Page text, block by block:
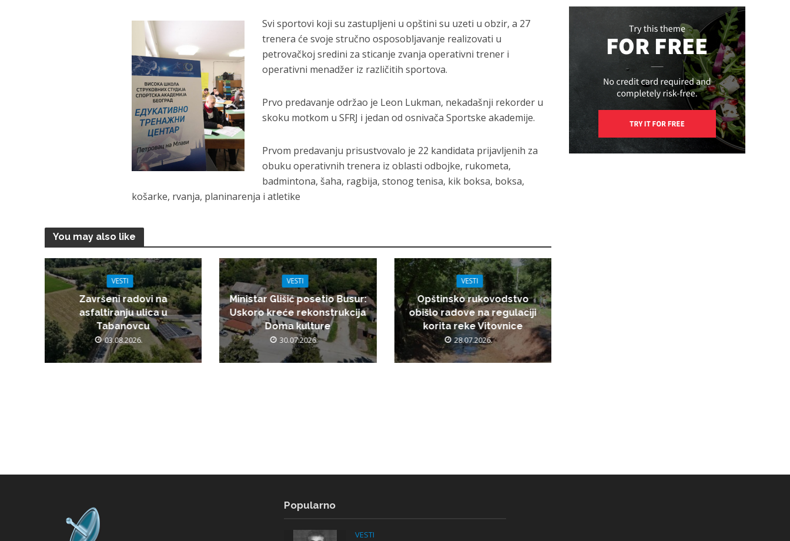
Svi sportovi koji su zastupljeni u opštini su uzeti u obzir, a 27
trenera će svoje stručno osposobljavanje realizovati u
petrovačkoj sredini za sticanje zvanja operativni trener i
operativni menadžer iz različitih sportova.
Prvo predavanje održao je Leon Lukman, nekadašnji rekorder u
skoku motkom u SFRJ i jedan od osnivača Sportske akademije.
Prvom predavanju prisustvovalo je 22 kandidata prijavljenih za
obuku operativnih trenera iz oblasti odbojke, rukometa,
badmintona, šaha, ragbija, stonog tenisa, kik boksa, boksa,
košarke, rvanja, planinarenja i atletike
You may also like
VESTI
Završeni radovi na
asfaltiranju ulica u
Tabanovcu
03.08.2026.
VESTI
Ministar Glišić posetio Busur:
Uskoro kreće rekonstrukcija
Doma kulture
30.07.2026.
VESTI
Opštinsko rukovodstvo
obišlo radove na regulaciji
korita reke Vitovnice
28.07.2026.
Popularno
VESTI